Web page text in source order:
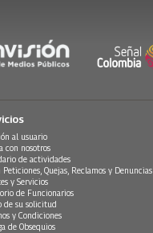
al usuario
con nosotros
de actividades
Peticiones, Quejas, Reclamos y Denuncias
y Servicios
de Funcionarios
de su solicitud
y Condiciones
de Obsequios